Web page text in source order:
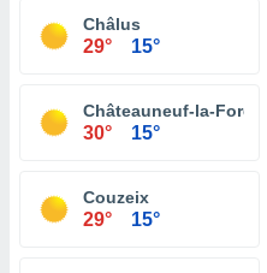
Châlus
29° 15°
Châteauneuf-la-Forêt
30° 15°
Couzeix
29° 15°